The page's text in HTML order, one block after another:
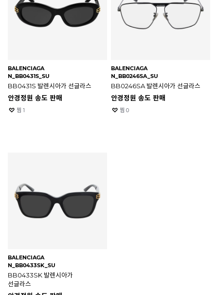
BALENCIAGA
N_BB0431S_SU
BB0431S 발렌시아가 선글라스
안경정원 송도 판매
찜 1
BALENCIAGA
N_BB0246SA_SU
BB0246SA 발렌시아가 선글라스
안경정원 송도 판매
찜 0
BALENCIAGA
N_BB0433SK_SU
BB0433SK 발렌시아가
선글라스